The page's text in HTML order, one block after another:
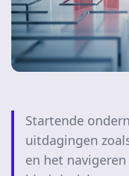
Startende
uitdagingen
en het